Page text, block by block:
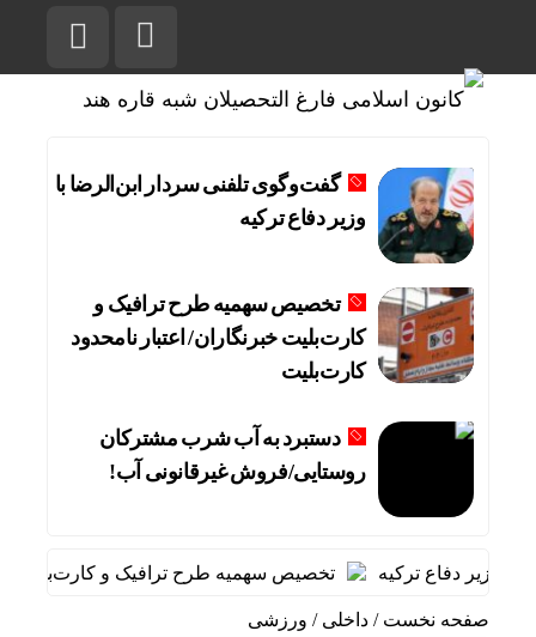
گفت‌وگوی تلفنی سردار ابن‌الرضا با
وزیر دفاع ترکیه
تخصیص سهمیه طرح ترافیک و
کارت‌بلیت خبرنگاران/ اعتبار نامحدود
کارت‌بلیت
دستبرد به آب شرب مشترکان
روستایی/فروش غیرقانونی آب!
وزیر دفاع ترکیه تخصیص سهمیه طرح ترافیک و کارت‌بلیت
صفحه نخست / داخلی / ورزشی